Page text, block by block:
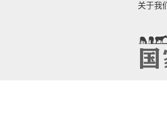
关于我们